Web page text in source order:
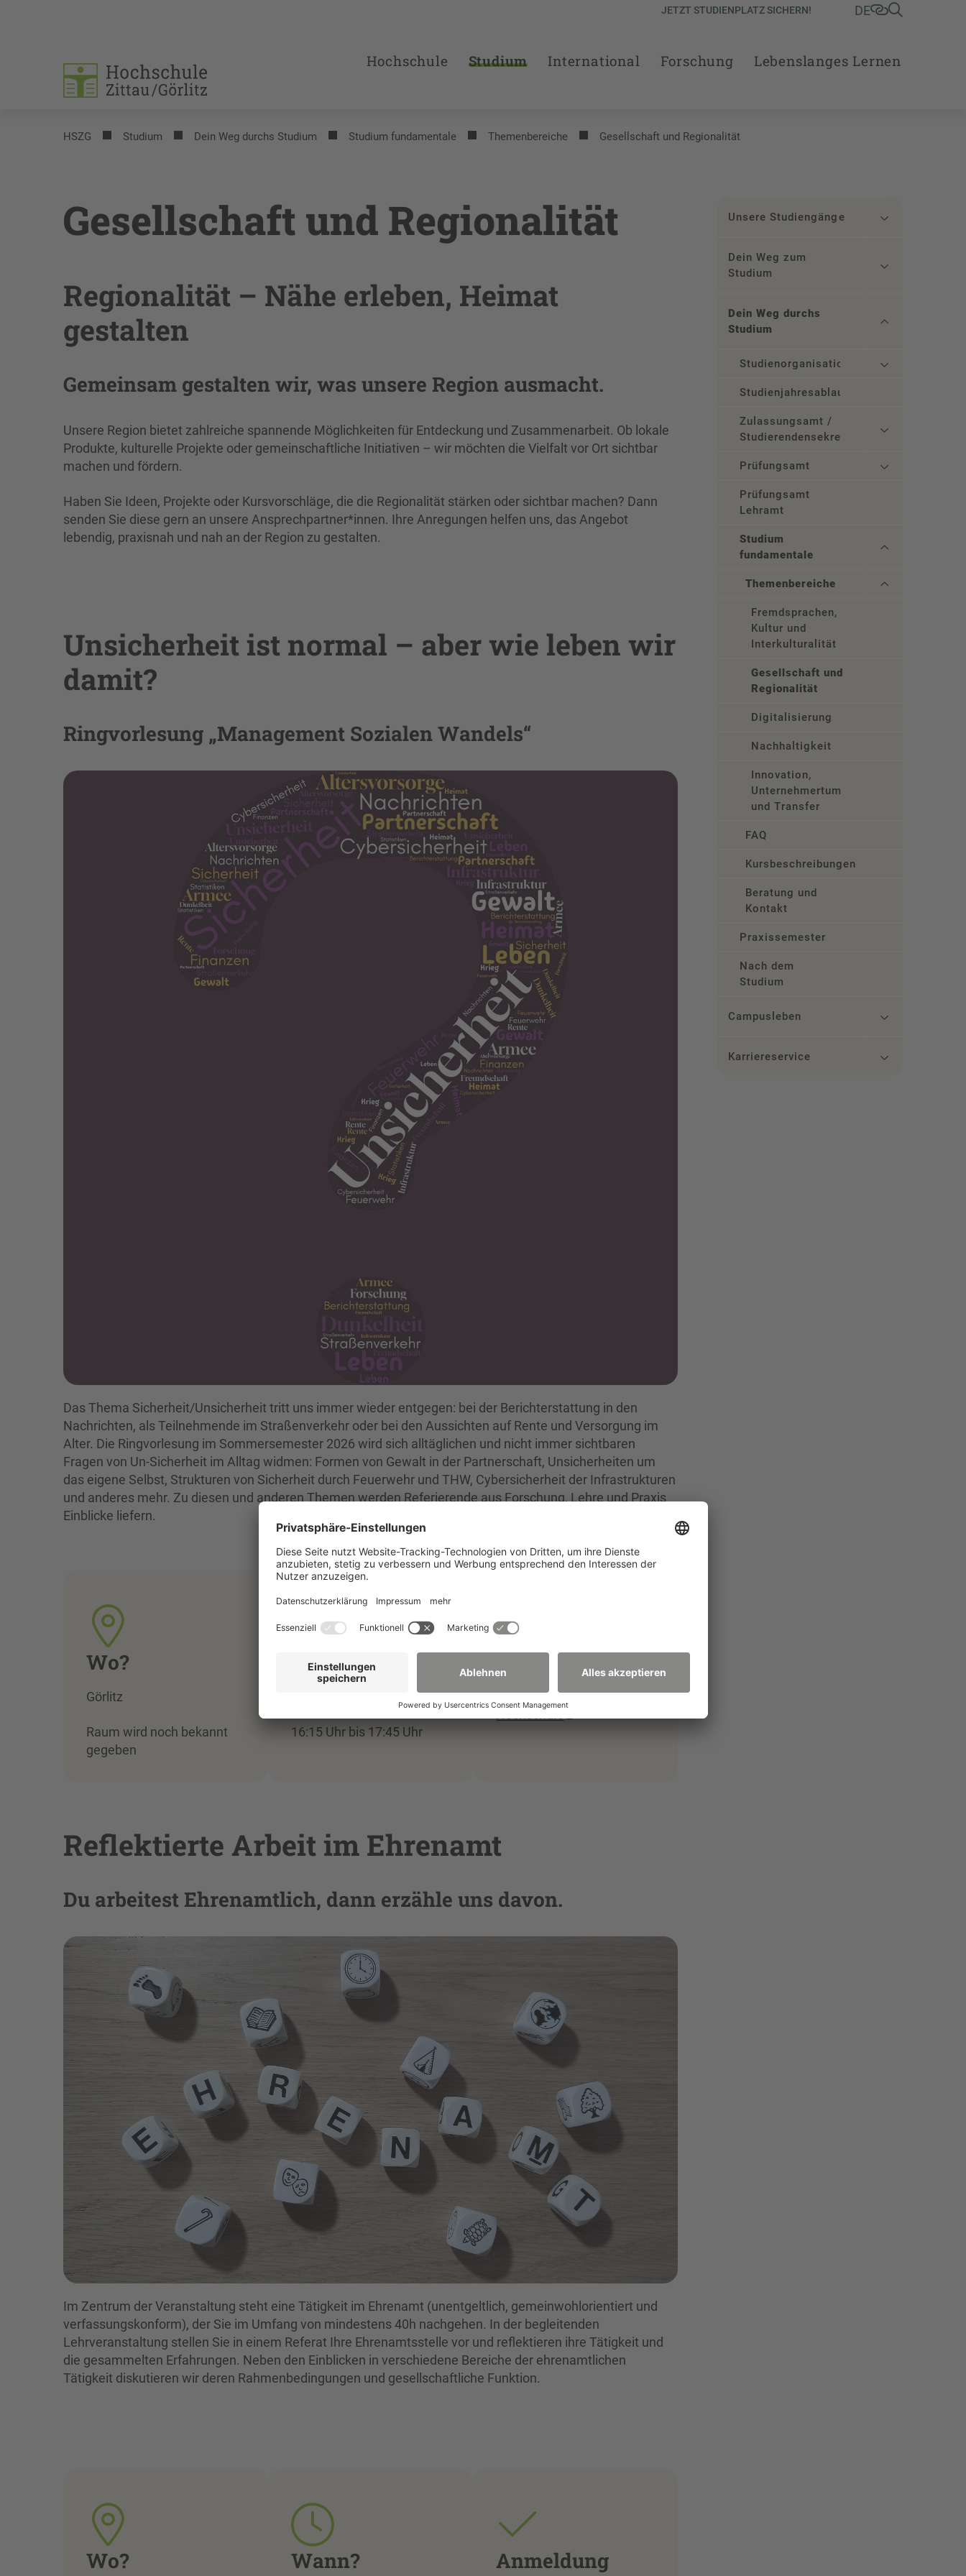
JETZT STUDIENPLATZ SICHERN! DE
Hochschule Studium International Forschung Lebenslanges Lernen
HSZG Studium Dein Weg durchs Studium Studium fundamentale Themenbereiche Gesellschaft und Regionalität
Gesellschaft und Regionalität
Regionalität – Nähe erleben, Heimat
gestalten
Gemeinsam gestalten wir, was unsere Region ausmacht.
Unsere Region bietet zahlreiche spannende Möglichkeiten für Entdeckung und Zusammenarbeit. Ob lokale
Produkte, kulturelle Projekte oder gemeinschaftliche Initiativen – wir möchten die Vielfalt vor Ort sichtbar
machen und fördern.
Haben Sie Ideen, Projekte oder Kursvorschläge, die die Regionalität stärken oder sichtbar machen? Dann
senden Sie diese gern an unsere Ansprechpartner*innen. Ihre Anregungen helfen uns, das Angebot
lebendig, praxisnah und nah an der Region zu gestalten.
Unsicherheit ist normal – aber wie leben wir
damit?
Ringvorlesung „Management Sozialen Wandels“
Das Thema Sicherheit/Unsicherheit tritt uns immer wieder entgegen: bei der Berichterstattung in den
Nachrichten, als Teilnehmende im Straßenverkehr oder bei den Aussichten auf Rente und Versorgung im
Alter. Die Ringvorlesung im Sommersemester 2026 wird sich alltäglichen und nicht immer sichtbaren
Fragen von Un-Sicherheit im Alltag widmen: Formen von Gewalt in der Partnerschaft, Unsicherheiten um
das eigene Selbst, Strukturen von Sicherheit durch Feuerwehr und THW, Cybersicherheit der Infrastrukturen
und anderes mehr. Zu diesen und anderen Themen werden Referierende aus Forschung, Lehre und Praxis
Einblicke liefern.
Wo?
Görlitz
Raum wird noch bekannt
gegeben
Wann?
16:15 Uhr bis 17:45 Uhr
Anmeldung
Buchungsportal der
Hochschule
Reflektierte Arbeit im Ehrenamt
Du arbeitest Ehrenamtlich, dann erzähle uns davon.
Im Zentrum der Veranstaltung steht eine Tätigkeit im Ehrenamt (unentgeltlich, gemeinwohlorientiert und
verfassungskonform), der Sie im Umfang von mindestens 40h nachgehen. In der begleitenden
Lehrveranstaltung stellen Sie in einem Referat Ihre Ehrenamtsstelle vor und reflektieren ihre Tätigkeit und
die gesammelten Erfahrungen. Neben den Einblicken in verschiedene Bereiche der ehrenamtlichen
Tätigkeit diskutieren wir deren Rahmenbedingungen und gesellschaftliche Funktion.
Wo? Wann? Anmeldung
Unsere Studiengänge
Dein Weg zum
Studium
Dein Weg durchs
Studium
Studienorganisation
Studienjahresablauf
Zulassungsamt /
Studierendensekretariat
Prüfungsamt
Prüfungsamt
Lehramt
Studium
fundamentale
Themenbereiche
Fremdsprachen,
Kultur und
Interkulturalität
Gesellschaft und
Regionalität
Digitalisierung
Nachhaltigkeit
Innovation,
Unternehmertum
und Transfer
FAQ
Kursbeschreibungen
Beratung und
Kontakt
Praxissemester
Nach dem
Studium
Campusleben
Karriereservice